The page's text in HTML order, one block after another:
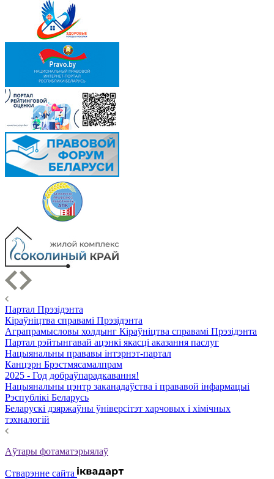
Партал Прэзідэнта
Кіраўніцтва справамі Прэзідэнта
Аграпрамысловы холдынг Кіраўніцтва справамі Прэзідэнта
Партал рэйтынгавай ацэнкі якасці аказання паслуг
Нацыянальны прававы інтэрнэт-партал
Канцэрн Брэстмясамалпрам
2025 - Год добраўпарадкавання!
Нацыянальны цэнтр заканадаўства і прававой інфармацыі
Рэспублікі Беларусь
Беларускі дзяржаўны ўніверсітэт харчовых і хімічных
тэхналогій
Аўтары фотаматэрыялаў
Стварэнне сайта